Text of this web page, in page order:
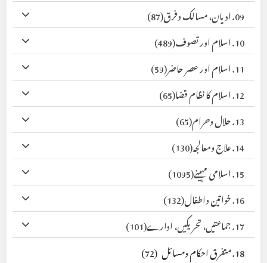
09. ادیان، مسالک وفرق
(87)
10. اسلام اور تصوف
(489)
11. اسلام اور عصر حاضر
(59)
12. اسلام کا نظام قضا
(65)
13. حلال وحرام
(65)
14. علاج ومعالجہ
(130)
15. اسلامی مہینے
(1095)
16. خواتین واطفال
(132)
17. جماعتیں، تحریکیں، ادارے
(101)
18. متفرق احکام ومسائل
(72)